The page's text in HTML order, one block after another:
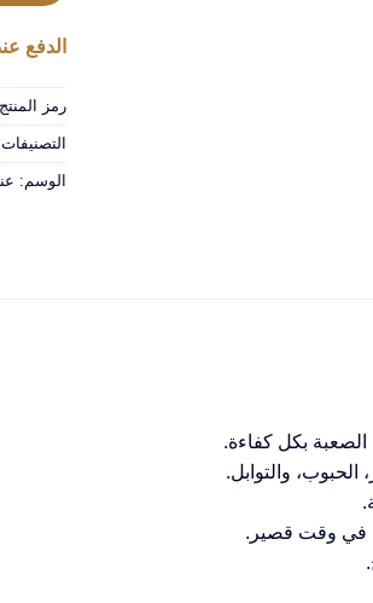
الدفع
رمز
الوسم:
والتوابل.
في وقت قصير.